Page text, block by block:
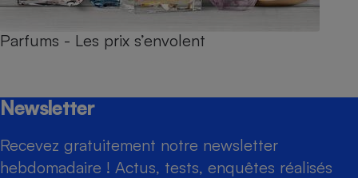
Parfums - Les prix s’envolent
Newsletter
Recevez gratuitement notre newsletter
hebdomadaire ! Actus, tests, enquêtes réalisés